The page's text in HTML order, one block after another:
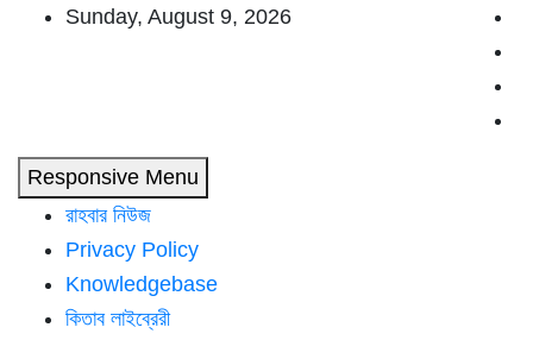
Sunday, August 9, 2026
Responsive Menu
রাহবার নিউজ
Privacy Policy
Knowledgebase
কিতাব লাইব্রেরী